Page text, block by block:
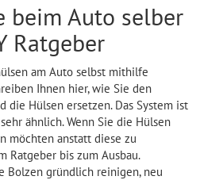
beim Auto selber
Ratgeber
am Auto selbst mithilfe
Ihnen hier, wie Sie den
die Hülsen ersetzen. Das System ist
ähnlich. Wenn Sie die Hülsen
möchten anstatt diese zu
Ratgeber bis zum Ausbau.
Bolzen gründlich reinigen, neu